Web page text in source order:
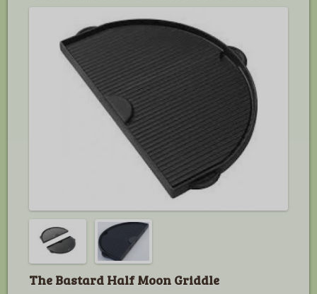
The Bastard Half Moon Griddle